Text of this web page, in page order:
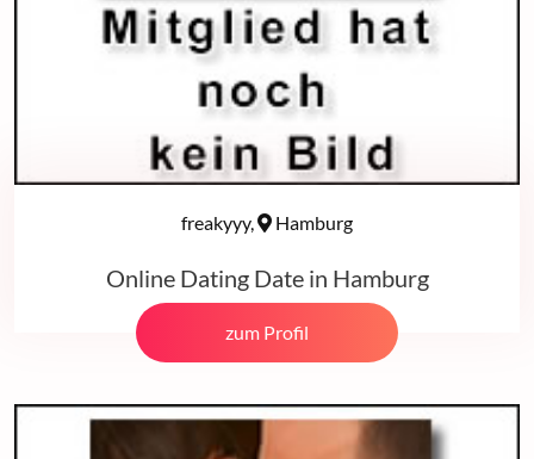
freakyyy, Hamburg
Online Dating Date in Hamburg
zum Profil